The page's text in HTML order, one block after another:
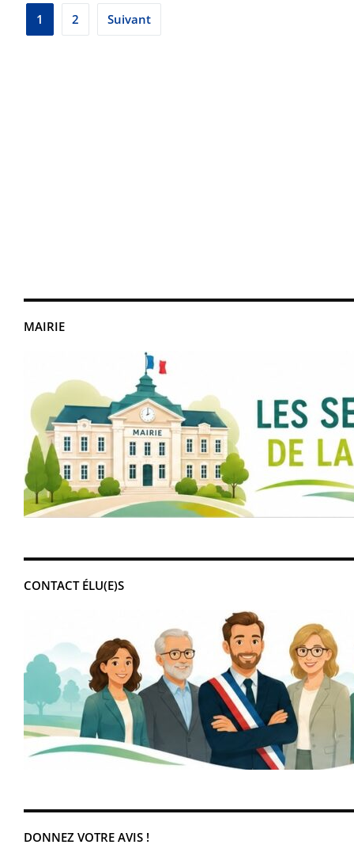
MAIRIE
CONTACT ÉLU(E)S
DONNEZ VOTRE AVIS !
Pagination
1 2 Suivant